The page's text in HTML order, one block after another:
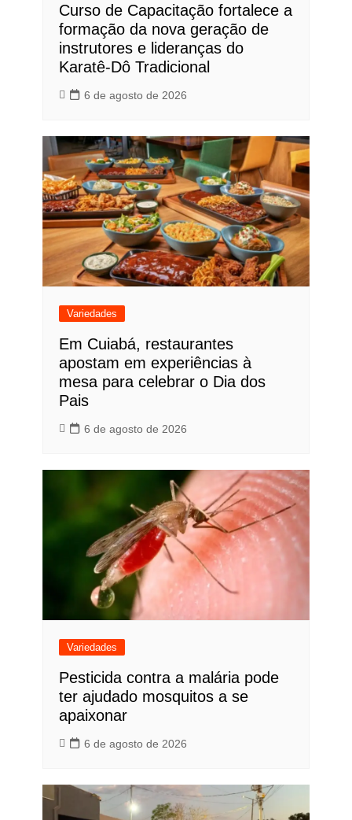
Curso de Capacitação fortalece a
formação da nova geração de
instrutores e lideranças do
Karatê-Dô Tradicional
6 de agosto de 2026
Variedades
Em Cuiabá, restaurantes
apostam em experiências à
mesa para celebrar o Dia dos
Pais
6 de agosto de 2026
Variedades
Pesticida contra a malária pode
ter ajudado mosquitos a se
apaixonar
6 de agosto de 2026